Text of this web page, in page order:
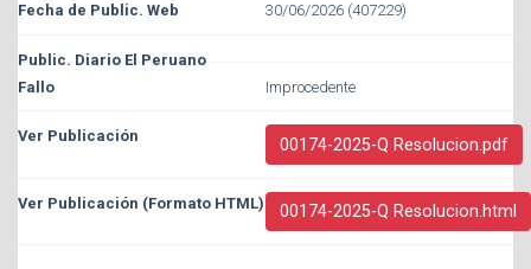
30/06/2026 (407229)
Improcedente
00174-2025-Q Resolucion.pdf
00174-2025-Q Resolucion.html